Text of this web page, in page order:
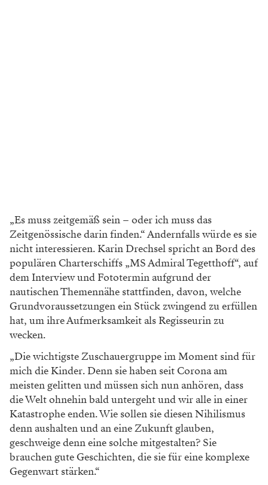
„Es muss zeitgemäß sein – oder ich muss das
Zeitgenössische darin finden.“ Andernfalls würde es sie
nicht interessieren. Karin Drechsel spricht an Bord des
populären Charterschiffs „MS Admiral Tegetthoff“, auf
dem Interview und Fototermin aufgrund der
nautischen Themennähe stattfinden, davon, welche
Grundvoraussetzungen ein Stück zwingend zu erfüllen
hat, um ihre Aufmerksamkeit als Regisseurin zu
wecken.
„Die wichtigste Zuschauergruppe im Moment sind für
mich die Kinder. Denn sie haben seit Corona am
meisten gelitten und müssen sich nun anhören, dass
die Welt ohnehin bald untergeht und wir alle in einer
Katastrophe enden. Wie sollen sie diesen Nihilismus
denn aushalten und an eine Zukunft glauben,
geschweige denn eine solche mitgestalten? Sie
brauchen gute Geschichten, die sie für eine komplexe
Gegenwart stärken.“